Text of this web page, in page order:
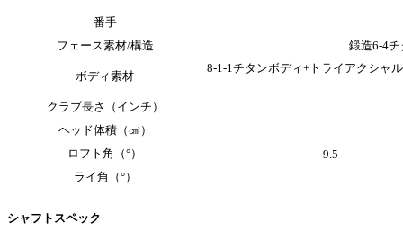
番手
フェース素材/構造
鍛造6-4チ
ボディ素材
8-1-1チタンボディ+トライアクシャ
クラブ長さ（インチ）
ヘッド体積（㎤）
ロフト角（°）
9.5
ライ角（°）
シャフトスペック